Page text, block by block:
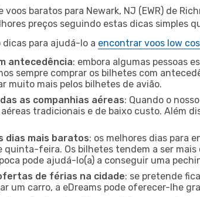
voos baratos para Newark, NJ (EWR) de
preços seguindo estas dicas simples
para ajudá-lo a encontrar voos low
antecedência: embora algumas pessoas
sempre comprar os bilhetes com
muito mais pelos bilhetes de avião.
as companhias aéreas: Quando o
tradicionais e de baixo custo. Além
dias mais baratos: os melhores dias para
feira. Os bilhetes tendem a ser mais
pode ajudá-lo(a) a conseguir uma
de férias na cidade: se pretende
um carro, a eDreams pode oferecer-lhe